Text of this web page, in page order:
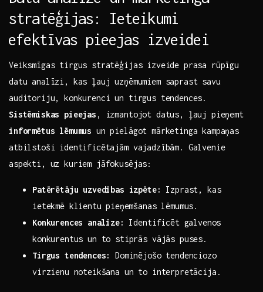
stratēģijas: Ieteikumi
⁢efektīvas​ pieejas izveidei
Veiksmīgas tirgus stratēģijas izveide prasa rūpīgu
datu analīzi, kas ļauj uzņēmumiem saprast​ savu
auditoriju, konkurenci un tirgus tendences.⁢
Sistēmiskas pieejas , izmantojot​ datus, ļauj pieņemt
informētus lēmumus un pielāgot mārketinga kampaņas
atbilstoši‍ identificētajām vajadzībām. Galvenie
aspekti, uz ‍kuriem jāfokusējas:
Patērētāju uzvedības izpēte:
Izprast, kas
ietekmē klientu ⁢pieņemšanas lēmumus.
Konkurences⁤ analīze:
Identificēt galvenos
‍konkurentus un to stiprās vājās puses.
Tirgus tendences:
Dominējošo tendenciozo
virzienu‌ noteikšana ‌un​ to interpretācija.